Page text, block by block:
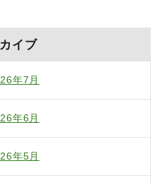
イブ
年7月
年6月
年5月